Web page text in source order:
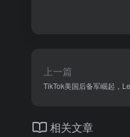
上一篇
TikTok美国后备军崛起，
相关文章